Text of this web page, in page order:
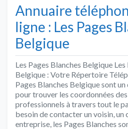
Annuaire
ligne : Les Pages
Belgique
Les Pages Blanches Belgique
Belgique : Votre Répertoire
Pages Blanches Belgique sont
pour trouver les coordonnées
professionnels à travers tout le
besoin de contacter un voisin, un
entreprise, les Pages Blanches